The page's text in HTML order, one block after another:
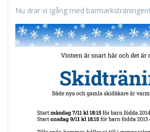
Nu drar vi igång med barmarksträningen!